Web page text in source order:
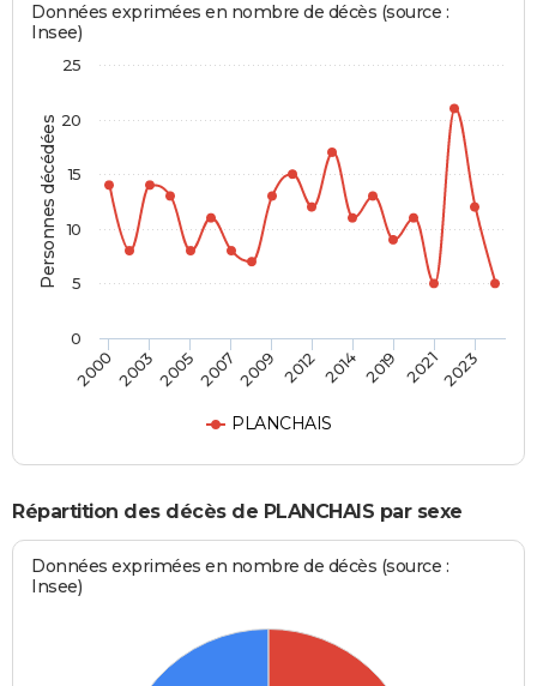
Personnes décédées
Données exprimées en nombre de décès (source :
Insee)
PLANCHAIS
20002003200520072009 2012 2014 2019 20212023
0
5
10
15
20
25
Répartition des décès de PLANCHAIS par sexe
Données exprimées en nombre de décès (source :
Insee)